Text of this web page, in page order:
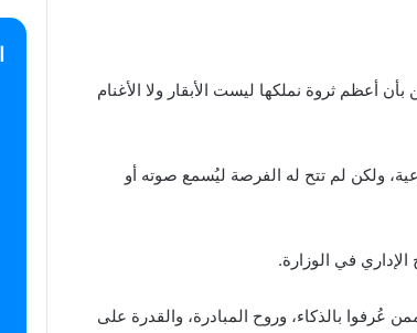
أعظم ثروة نملكها ليست الأبقار ولا الأغنام
ولكن لم تتح له الفرصة ليُسمع صوته أو
في الوزارة.
عُرفوا بالذكاء، وروح المبادرة، والقدرة على